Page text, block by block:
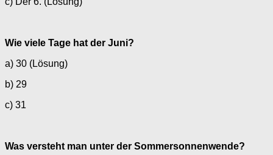
Wie viele Tage hat der Juni?
a) 30 (Lösung)
b) 29
c) 31
Was versteht man unter der Sommersonnenwende?